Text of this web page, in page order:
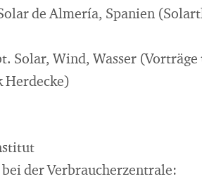
de Almería, Spanien
Solar, Wind, Wasser
Herdecke)
der Verbraucherzentrale: